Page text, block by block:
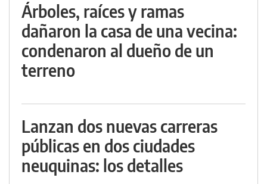
Árboles, raíces y ramas
dañaron la casa de una vecina:
condenaron al dueño de un
terreno
Lanzan dos nuevas carreras
públicas en dos ciudades
neuquinas: los detalles